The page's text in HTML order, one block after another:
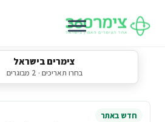
צימרים בישראל
בחרו תאריכים · 2 מבוגרים
חדש באתר